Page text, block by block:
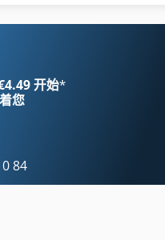
开始*
您
84